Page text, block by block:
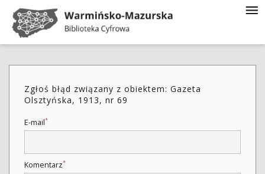
Zgłoś błąd związany z obiektem: Gazeta
Olsztyńska, 1913, nr 69
E-mail*
Komentarz*